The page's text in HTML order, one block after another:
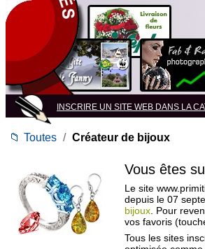
INSCRIRE UN SITE WEB DANS LA
📁 Toutes / Créateur de bijoux
Vous êtes
Le site
depuis le 07
bijoux . Pour
vos favoris
Tous les sites